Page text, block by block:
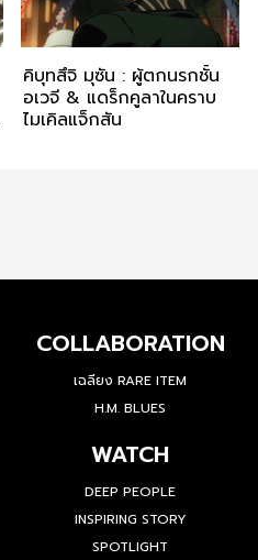
คิบุทสึจิ มุซัน : ผู้ตกนรกชั้น
อเวจี & แดร็กคูลาในคราบ
ไมเคิลแจ็กสัน
COLLABORATION
เฉลียง RARE ITEM
H.M. BLUES
WATCH
DEEP PEOPLE
INSPIRING STORY
SPOTLIGHT